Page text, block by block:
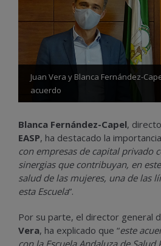
Juan Vera y Blanca Fernández-
acuerdo
Blanca Fernández-Capel,
EASP, ha destacado la
con empresas de capital privado
sinergias que contribuyan, en
salud de las mujeres, una de las
esta Escuela”.
Por su parte, el director general
Vera, ha explicado que “este
con la Escuela Andaluza de Salud